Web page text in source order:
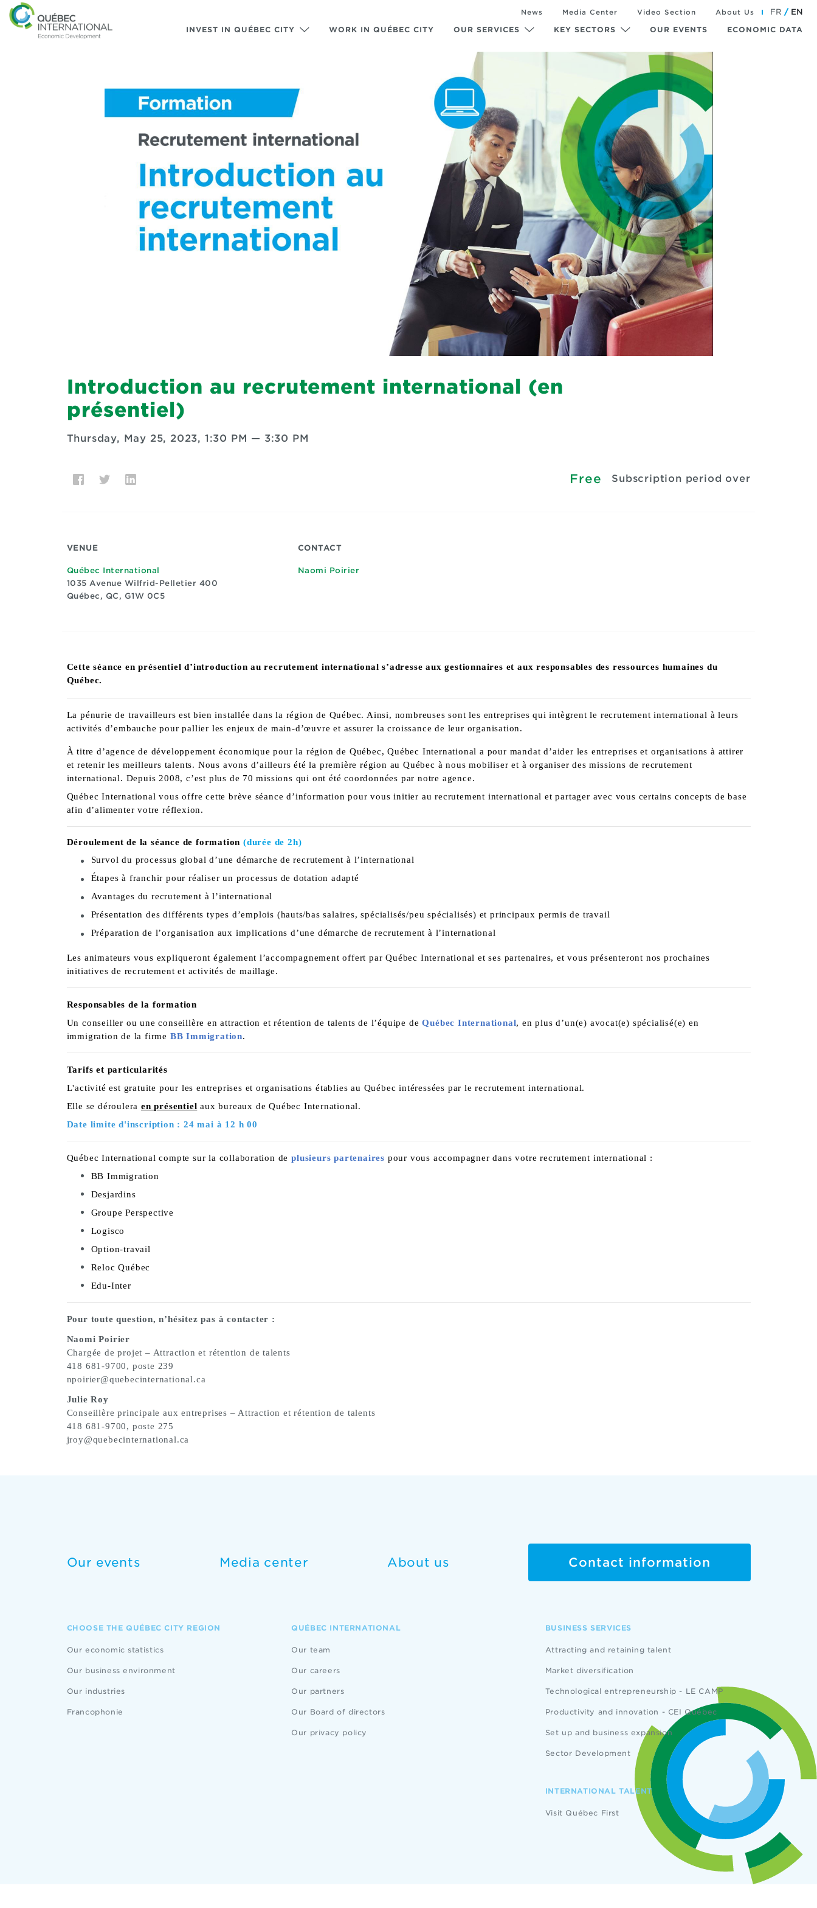
INVEST IN QUÉBEC CITY WORK IN QUÉBEC CITY OUR SERVICES KEY SECTORS OUR EVENTS ECONOMIC DATA
News Media Center Video Section About Us FR EN
Introduction au recrutement international (en
présentiel)
Thursday, May 25, 2023, 1:30 PM — 3:30 PM
Free Subscription period over
VENUE
Québec International
1035 Avenue Wilfrid-Pelletier 400
Québec, QC, G1W 0C5
CONTACT
Naomi Poirier
Cette séance en présentiel d’introduction au recrutement international s’adresse aux gestionnaires et aux responsables des ressources humaines du
Québec.
La pénurie de travailleurs est bien installée dans la région de Québec. Ainsi, nombreuses sont les entreprises qui intègrent le recrutement international à leurs
activités d’embauche pour pallier les enjeux de main-d’œuvre et assurer la croissance de leur organisation.
À titre d’agence de développement économique pour la région de Québec, Québec International a pour mandat d’aider les entreprises et organisations à attirer
et retenir les meilleurs talents. Nous avons d’ailleurs été la première région au Québec à nous mobiliser et à organiser des missions de recrutement
international. Depuis 2008, c’est plus de 70 missions qui ont été coordonnées par notre agence.
Québec International vous offre cette brève séance d’information pour vous initier au recrutement international et partager avec vous certains concepts de base
afin d’alimenter votre réflexion.
Déroulement de la séance de formation (durée de 2h)
Survol du processus global d’une démarche de recrutement à l’international
Étapes à franchir pour réaliser un processus de dotation adapté
Avantages du recrutement à l’international
Présentation des différents types d’emplois (hauts/bas salaires, spécialisés/peu spécialisés) et principaux permis de travail
Préparation de l’organisation aux implications d’une démarche de recrutement à l’international
Les animateurs vous expliqueront également l’accompagnement offert par Québec International et ses partenaires, et vous présenteront nos prochaines
initiatives de recrutement et activités de maillage.
Responsables de la formation
Un conseiller ou une conseillère en attraction et rétention de talents de l’équipe deQuébec International, en plus d’un(e) avocat(e) spécialisé(e) en
immigration de la firme BB Immigration.
Tarifs et particularités
L'activité est gratuite pour les entreprises et organisations établies au Québec intéressées par le recrutement international.
Elle se déroulera en présentiel aux bureaux de Québec International.
Date limite d'inscription : 24 mai à 12 h 00
Québec International compte sur la collaboration deplusieurs partenaires pour vous accompagner dans votre recrutement international :
BB Immigration
Desjardins
Groupe Perspective
Logisco
Option-travail
Reloc Québec
Edu-Inter
Pour toute question, n’hésitez pas à contacter :
Naomi Poirier
Chargée de projet – Attraction et rétention de talents
418 681-9700, poste 239
npoirier@quebecinternational.ca
Julie Roy
Conseillère principale aux entreprises – Attraction et rétention de talents
418 681-9700, poste 275
jroy@quebecinternational.ca
Our events Media center About us Contact information
CHOOSE THE QUÉBEC CITY REGION
Our economic statistics
Our business environment
Our industries
Francophonie
QUÉBEC INTERNATIONAL
Our team
Our careers
Our partners
Our Board of directors
Our privacy policy
BUSINESS SERVICES
Attracting and retaining talent
Market diversification
Technological entrepreneurship - LE CAMP
Productivity and innovation - CEI Québec
Set up and business expansion
Sector Development
INTERNATIONAL TALENT
Visit Québec First